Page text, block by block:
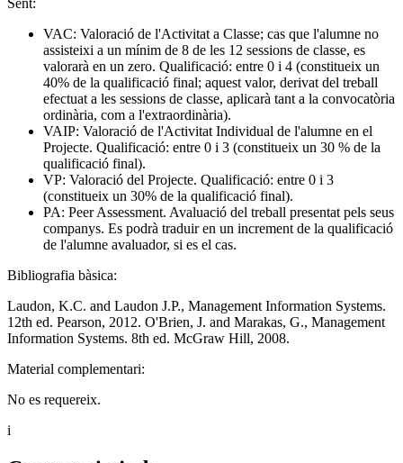
Sent:
VAC: Valoració de l'Activitat a Classe; cas que l'alumne no
assisteixi a un mínim de 8 de les 12 sessions de classe, es
valorarà en un zero. Qualificació: entre 0 i 4 (constitueix un
40% de la qualificació final; aquest valor, derivat del treball
efectuat a les sessions de classe, aplicarà tant a la convocatòria
ordinària, com a l'extraordinària).
VAIP: Valoració de l'Activitat Individual de l'alumne en el
Projecte. Qualificació: entre 0 i 3 (constitueix un 30 % de la
qualificació final).
VP: Valoració del Projecte. Qualificació: entre 0 i 3
(constitueix un 30% de la qualificació final).
PA: Peer Assessment. Avaluació del treball presentat pels seus
companys. Es podrà traduir en un increment de la qualificació
de l'alumne avaluador, si es el cas.
Bibliografia bàsica:
Laudon, K.C. and Laudon J.P., Management Information Systems.
12th ed. Pearson, 2012. O'Brien, J. and Marakas, G., Management
Information Systems. 8th ed. McGraw Hill, 2008.
Material complementari:
No es requereix.
i